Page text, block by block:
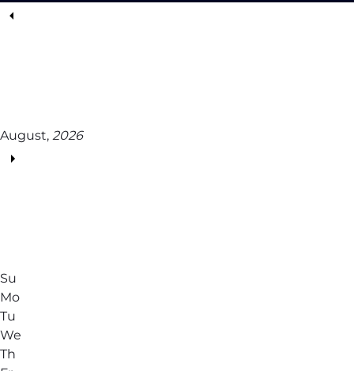
August, 2026
Su
Mo
Tu
We
Th